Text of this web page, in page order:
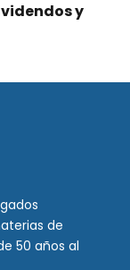
y
de
50 años al